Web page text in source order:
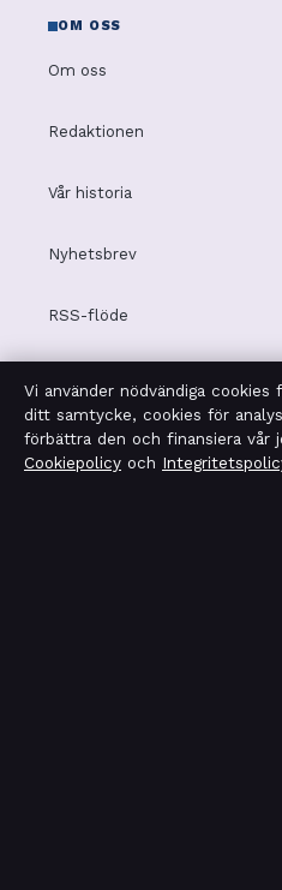
OM OSS
Om oss
Redaktionen
Vår historia
Nyhetsbrev
RSS-flöde
Vi använder nödvändiga
ditt samtycke, cookies för
förbättra den och finansiera vår
Cookiepolicy och